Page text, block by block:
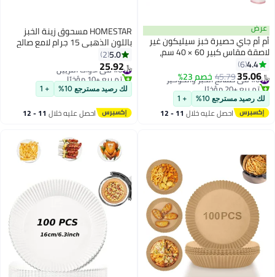
عرض
أم أم جاي حصيرة خبز سيليكون غير
لاصقة مقاس كبير 60 × 40 سم،
حصيرة قياس مصنوعة من الألياف
الزجاجية مثالية للخبازين، ورقة
وسادة العجن مقاومة للحرارة وآمنة
للاستخدام في الفرن
4.4
6
﷼‏35.06
45.79خصم 23% #6 في صفائح الخَبز والكوكيز
تم بيع +20 مؤخرًا
#6 في صفائح الخَبز والكوكيز
لك رصيد مسترجع 10% + 1
احصل عليه خلال 11 - 12
HOMESTAR مسحوق زينة الخبز
باللون الذهبي 15 جرام لامع صالح
للأكل لتزيين الكعك ورش اللمعان
مسحوق تلوين لامع لخبز الكعك
والفوندانت
5.0
2
﷼‏25.92
#6 في أدوات التزيين
تم بيع +10 مؤخرًا
#6 في أدوات التزيين
لك رصيد مسترجع 10% + 1
احصل عليه خلال 11 - 12